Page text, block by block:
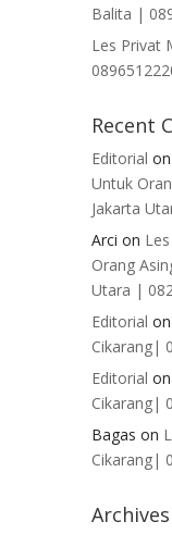
Balita |
Les Privat
Recent
Editorial on
Untuk
Jakarta
Arci on
Orang
Utara |
Editorial on
Cikarang|
Editorial on
Cikarang|
Bagas on
Cikarang|
Archives